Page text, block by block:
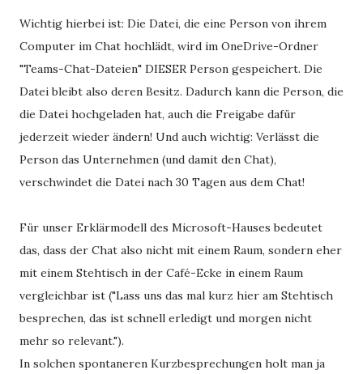
Wichtig hierbei ist: Die Datei, die eine Person von ihrem
Computer im Chat hochlädt, wird im OneDrive-Ordner
"Teams-Chat-Dateien" DIESER Person gespeichert. Die
Datei bleibt also deren Besitz. Dadurch kann die Person, die
die Datei hochgeladen hat, auch die Freigabe dafür
jederzeit wieder ändern! Und auch wichtig: Verlässt die
Person das Unternehmen (und damit den Chat),
verschwindet die Datei nach 30 Tagen aus dem Chat!
Für unser Erklärmodell des Microsoft-Hauses bedeutet
das, dass der Chat also nicht mit einem Raum, sondern eher
mit einem Stehtisch in der Café-Ecke in einem Raum
vergleichbar ist ("Lass uns das mal kurz hier am Stehtisch
besprechen, das ist schnell erledigt und morgen nicht
mehr so relevant.").
In solchen spontaneren Kurzbesprechungen holt man ja